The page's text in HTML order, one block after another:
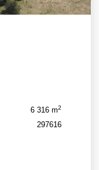
6 316 m2
297616